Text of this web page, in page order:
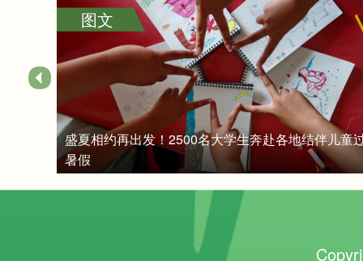
盛夏相约再出发！2500名大学生奔赴各地结伴儿童
暑假
图文